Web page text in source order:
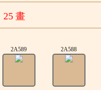
25 畫
2A589 2A588